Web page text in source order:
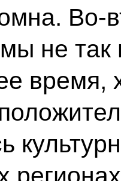
не так
время,